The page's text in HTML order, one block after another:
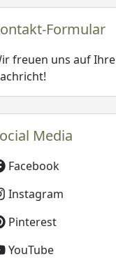
Formular
freuen uns auf Ihre
Media
Facebook
Instagram
Pinterest
YouTube